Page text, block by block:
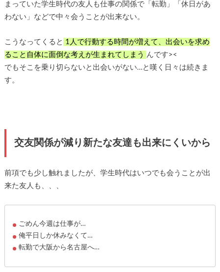
まっていた学生時代の友人も仕事の関係で「転勤」「休日があ
わない」などで中々会うことが出来ない。
こうなってくると 1人で行動する時間が増えて、出会いを求め
ること自体に面倒な考えが生まれてしまう
んです><
でもそこを乗り切らないと出会いがない…と嘆く日々は続きま
す。
交友関係が減り新たな友達も出来にくいから
前項でも少し触れましたが、学生時代はいつでも会うことが出
来た友人も、、、
ごめん今週は仕事が…
俺平日しか休みなくて…
転勤で大阪から名古屋へ…